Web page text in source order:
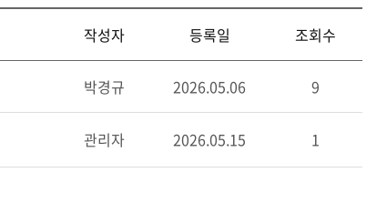
작성자 등록일 조회수
박경규 2026.05.06 9
관리자 2026.05.15 1